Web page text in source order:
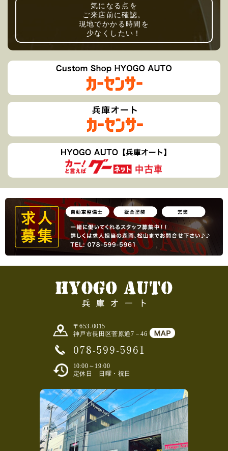
気になる点を
ご来店前に確認。
現地でかかる時間を
少なくしたい！
〒653-0015
神戸市長田区菅原通7－46
078-599-5961
10:00～19:00
定休日 日曜・祝日